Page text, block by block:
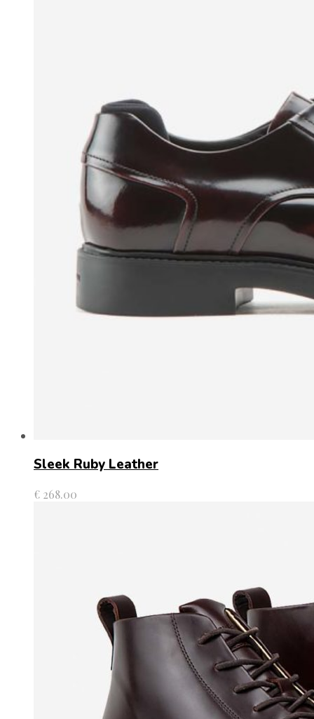
Sleek Ruby Leather
€ 268.00